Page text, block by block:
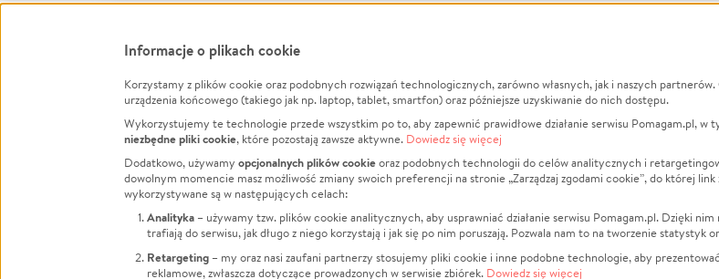
FacebookTwitter Instagram
LinkedInTikTok Youtube
Informacje
Jak to działa?
Regulamin
Polityka Prywatności
Kontakt
Porównanie serwisów
Polityka plików cookie
O nas
Opinie
Raporty
Za darmo
Dla NGO
Fundacja Pomagam.pl
Informacje o plikach cookie
Korzystamy z plików cookie oraz podobnych rozwiązań technologicznych, zarówno własnych, jak i naszych
urządzenia końcowego (takiego jak np. laptop, tablet, smartfon) oraz późniejsze uzyskiwanie do nich dostępu.
Wykorzystujemy te technologie przede wszystkim po to, aby zapewnić prawidłowe działanie serwisu Pomagam.pl,
niezbędne pliki cookie, które pozostają zawsze aktywne. Dowiedz się więcej
Dodatkowo, używamy opcjonalnych plików cookieoraz podobnych technologii do celów analitycznych i
dowolnym momencie masz możliwość zmiany swoich preferencji na stronie „Zarządzaj zgodami cookie”, do której
wykorzystywane są w następujących celach:
Analityka – używamy tzw. plików cookie analitycznych, aby usprawniać działanie serwisu Pomagam.pl. Dzięki
trafiają do serwisu, jak długo z niego korzystają i jak się po nim poruszają. Pozwala nam to na tworzenie statystyk
Retargeting – my oraz nasi zaufani partnerzy stosujemy pliki cookie i inne podobne technologie, aby
reklamowe, zwłaszcza dotyczące prowadzonych w serwisie zbiórek. Dowiedz się więcej